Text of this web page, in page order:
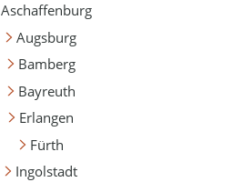
Aschaffenburg
Augsburg
Bamberg
Bayreuth
Erlangen
Fürth
Ingolstadt